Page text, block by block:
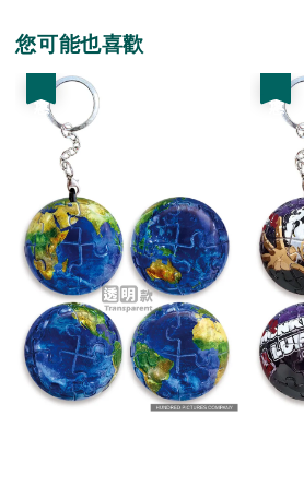
您可能也喜歡